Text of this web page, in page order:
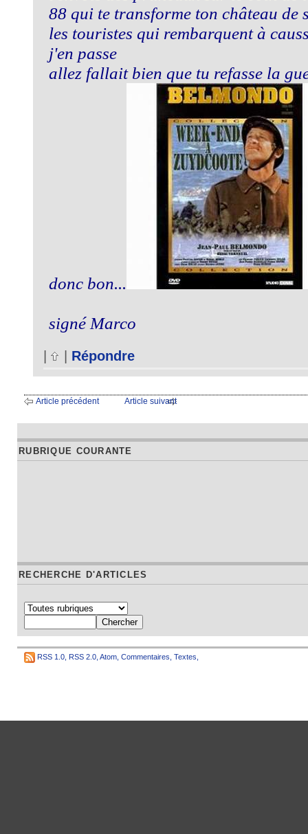
88 qui te transforme ton château de
les touristes qui rembarquent à
j'en passe
allez fallait bien que tu refasse la
donc bon...
signé Marco
| | Répondre
Article précédent Article suivant
RUBRIQUE COURANTE
RECHERCHE D'ARTICLES
RSS 1.0 RSS 2.0 Atom Commentaires Textes